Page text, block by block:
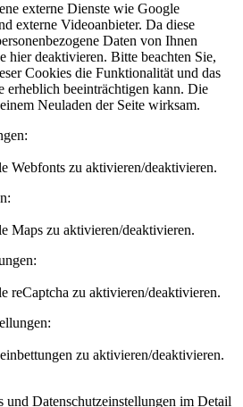
externe Dienste wie Google
externe Videoanbieter. Da diese
Daten von Ihnen
hier deaktivieren. Bitte beachten Sie,
Cookies die Funktionalität und das
erheblich beeinträchtigen kann. Die
Neuladen der Seite wirksam.
Webfonts zu aktivieren/deaktivieren.
Maps zu aktivieren/deaktivieren.
reCaptcha zu aktivieren/deaktivieren.
zu aktivieren/deaktivieren.
und Datenschutzeinstellungen im Detail